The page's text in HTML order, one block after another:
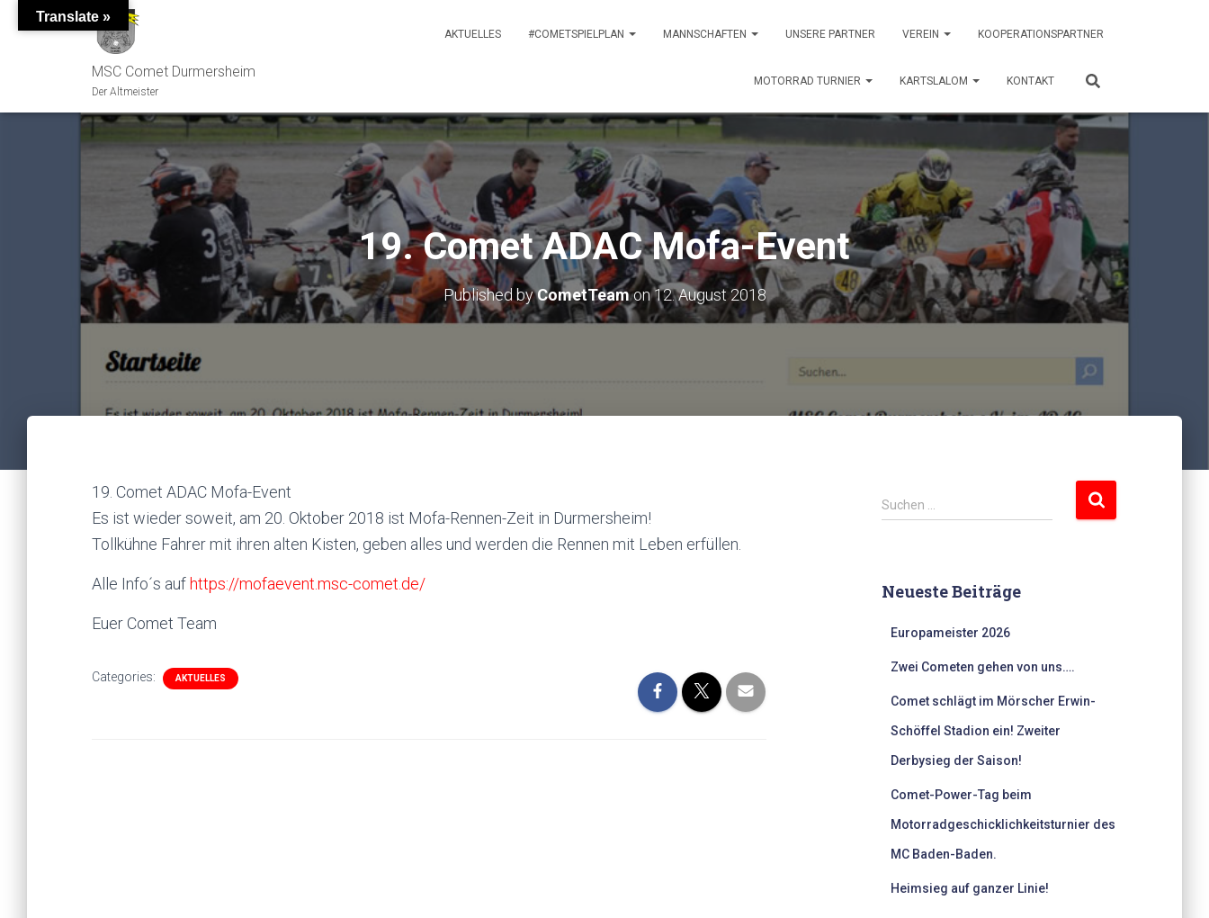
MSC Comet Durmersheim
Der Altmeister
AKTUELLES #COMETSPIELPLAN MANNSCHAFTEN UNSERE PARTNER VEREIN KOOPERATIONSPARTNER
MOTORRAD TURNIER KARTSLALOM KONTAKT
19. Comet ADAC Mofa-Event
Published byCometTeamon12. August 2018
19. Comet ADAC Mofa-Event
Es ist wieder soweit, am 20. Oktober 2018 ist Mofa-Rennen-Zeit in Durmersheim!
Tollkühne Fahrer mit ihren alten Kisten, geben alles und werden die Rennen mit Leben erfüllen.
Alle Info´s auf https://mofaevent.msc-comet.de/
Euer Comet Team
Categories: AKTUELLES
S
u
n
Suchen …
Neueste Beiträge
Europameister 2026
Zwei Cometen gehen von uns….
Comet schlägt im Mörscher Erwin-
Schöffel Stadion ein! Zweiter
Derbysieg der Saison!
Comet-Power-Tag beim
Motorradgeschicklichkeitsturnier des
MC Baden-Baden.
Heimsieg auf ganzer Linie!
Translate »